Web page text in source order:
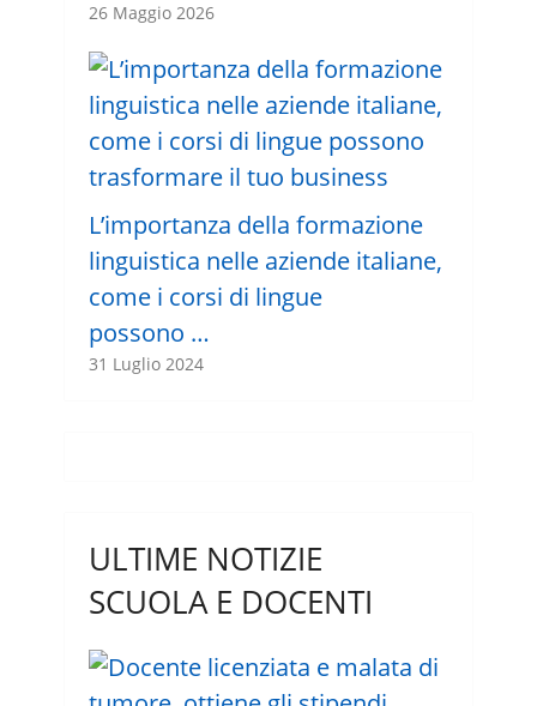
26 Maggio 2026
L’importanza della formazione
linguistica nelle aziende italiane,
come i corsi di lingue
possono …
31 Luglio 2024
ULTIME NOTIZIE
SCUOLA E DOCENTI